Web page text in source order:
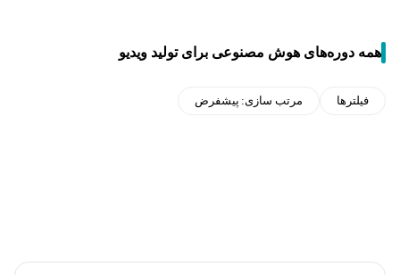
همه دوره‌های هوش مصنوعی برای تولید ویدیو
فیلترها مرتب سازی: پیشفرض